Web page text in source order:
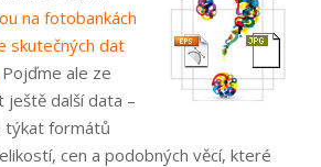
na fotobankách
skutečných dat
Pojďme ale ze
další data –
týkat formátů
cen a podobných věcí, které